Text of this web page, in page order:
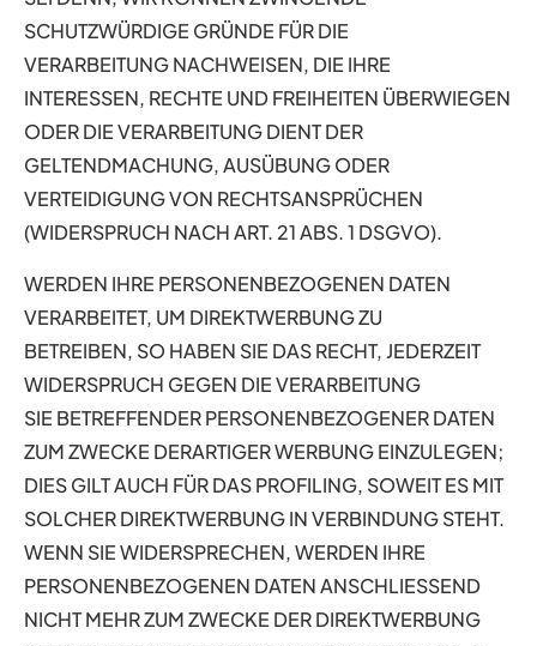
SCHUTZWÜRDIGE GRÜNDE FÜR DIE
VERARBEITUNG NACHWEISEN, DIE IHRE
INTERESSEN, RECHTE UND FREIHEITEN ÜBERWIEGEN
ODER DIE VERARBEITUNG DIENT DER
GELTENDMACHUNG, AUSÜBUNG ODER
VERTEIDIGUNG VON RECHTSANSPRÜCHEN
(WIDERSPRUCH NACH ART. 21 ABS. 1 DSGVO).
WERDEN IHRE PERSONENBEZOGENEN DATEN
VERARBEITET, UM DIREKTWERBUNG ZU
BETREIBEN, SO HABEN SIE DAS RECHT, JEDERZEIT
WIDERSPRUCH GEGEN DIE VERARBEITUNG
SIE BETREFFENDER PERSONENBEZOGENER DATEN
ZUM ZWECKE DERARTIGER WERBUNG EINZULEGEN;
DIES GILT AUCH FÜR DAS PROFILING, SOWEIT ES MIT
SOLCHER DIREKTWERBUNG IN VERBINDUNG STEHT.
WENN SIE WIDERSPRECHEN, WERDEN IHRE
PERSONENBEZOGENEN DATEN ANSCHLIESSEND
NICHT MEHR ZUM ZWECKE DER DIREKTWERBUNG